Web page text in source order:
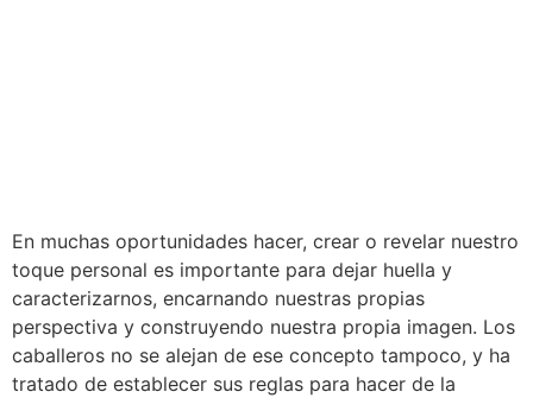
En muchas oportunidades hacer, crear o revelar nuestro
toque personal es importante para dejar huella y
caracterizarnos, encarnando nuestras propias
perspectiva y construyendo nuestra propia imagen. Los
caballeros no se alejan de ese concepto tampoco, y ha
tratado de establecer sus reglas para hacer de la